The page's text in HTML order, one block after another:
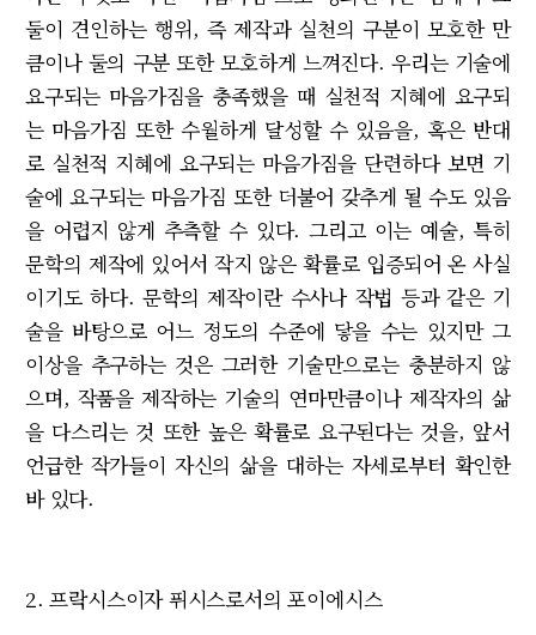
둘이 견인하는 행위, 즉 제작과 실천의 구분이 모호한 만
큼이나 둘의 구분 또한 모호하게 느껴진다. 우리는 기술에
요구되는 마음가짐을 충족했을 때 실천적 지혜에 요구되
는 마음가짐 또한 수월하게 달성할 수 있음을, 혹은 반대
로 실천적 지혜에 요구되는 마음가짐을 단련하다 보면 기
술에 요구되는 마음가짐 또한 더불어 갖추게 될 수도 있음
을 어렵지 않게 추측할 수 있다. 그리고 이는 예술, 특히
문학의 제작에 있어서 작지 않은 확률로 입증되어 온 사실
이기도 하다. 문학의 제작이란 수사나 작법 등과 같은 기
술을 바탕으로 어느 정도의 수준에 닿을 수는 있지만 그
이상을 추구하는 것은 그러한 기술만으로는 충분하지 않
으며, 작품을 제작하는 기술의 연마만큼이나 제작자의 삶
을 다스리는 것 또한 높은 확률로 요구된다는 것을, 앞서
언급한 작가들이 자신의 삶을 대하는 자세로부터 확인한
바 있다.
2. 프락시스이자 퓌시스로서의 포이에시스